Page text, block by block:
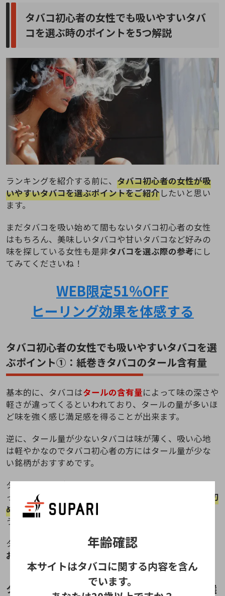
タバコ初心者の女性でも吸いやすいタバ
コを選ぶ時のポイントを5つ解説
ランキングを紹介する前に、 タバコ初心者の女性が吸
いやすいタバコを選ぶポイントをご紹介したいと思い
ます。
まだタバコを吸い始めて間もないタバコ初心者の女性
はもちろん、美味しいタバコや甘いタバコなど好みの
味を探している女性も是非タバコを選ぶ際の参考にし
てみてくださいね！
WEB限定51％OFF
ヒーリング効果を体感する
タバコ初心者の女性でも吸いやすいタバコを選
ぶポイント①：紙巻きタバコのタール含有量
基本的に、タバコはタールの含有量によって味の深さや
軽さが違ってくるといわれており、タールの量が多いほ
ど味を強く感じ満足感を得ることが出来ます。
逆に、タール量が少ないタバコは味が薄く、吸い心地
は軽やかなのでタバコ初心者の方にはタール量が少な
い銘柄がおすすめです。
タバコ初心者が、いきなりタール量の多いタバコを吸
ってしまうと具合が悪くなる可能性が高いので、まず
初
めはタールの少ない軽いタバコの銘柄
う！
タール量の
目安はおおよそ「1ミリ〜6ミリ」あたりが
おすすめ
タバコ初心者の女性でも吸いやすいタバコを選
年齢確認
本サイトはタバコに関する内容を含ん
でいます。